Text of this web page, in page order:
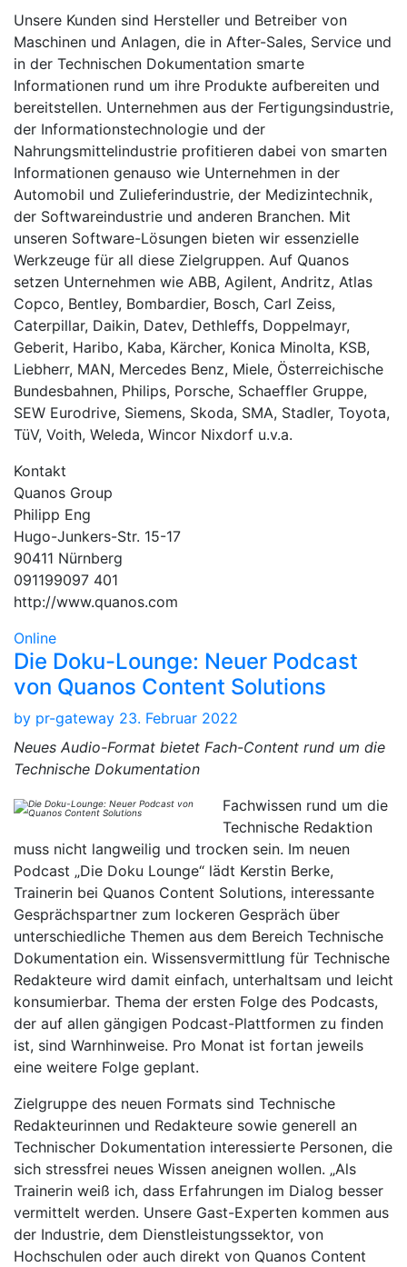
Unsere Kunden sind Hersteller und Betreiber von
Maschinen und Anlagen, die in After-Sales, Service und
in der Technischen Dokumentation smarte
Informationen rund um ihre Produkte aufbereiten und
bereitstellen. Unternehmen aus der Fertigungsindustrie,
der Informationstechnologie und der
Nahrungsmittelindustrie profitieren dabei von smarten
Informationen genauso wie Unternehmen in der
Automobil und Zulieferindustrie, der Medizintechnik,
der Softwareindustrie und anderen Branchen. Mit
unseren Software-Lösungen bieten wir essenzielle
Werkzeuge für all diese Zielgruppen. Auf Quanos
setzen Unternehmen wie ABB, Agilent, Andritz, Atlas
Copco, Bentley, Bombardier, Bosch, Carl Zeiss,
Caterpillar, Daikin, Datev, Dethleffs, Doppelmayr,
Geberit, Haribo, Kaba, Kärcher, Konica Minolta, KSB,
Liebherr, MAN, Mercedes Benz, Miele, Österreichische
Bundesbahnen, Philips, Porsche, Schaeffler Gruppe,
SEW Eurodrive, Siemens, Skoda, SMA, Stadler, Toyota,
TüV, Voith, Weleda, Wincor Nixdorf u.v.a.
Kontakt
Quanos Group
Philipp Eng
Hugo-Junkers-Str. 15-17
90411 Nürnberg
091199097 401
http://www.quanos.com
Online
Die Doku-Lounge: Neuer Podcast
von Quanos Content Solutions
by pr-gateway 23. Februar 2022
Neues Audio-Format bietet Fach-Content rund um die
Technische Dokumentation
Fachwissen rund um die
Technische Redaktion
muss nicht langweilig und trocken sein. Im neuen
Podcast „Die Doku Lounge“ lädt Kerstin Berke,
Trainerin bei Quanos Content Solutions, interessante
Gesprächspartner zum lockeren Gespräch über
unterschiedliche Themen aus dem Bereich Technische
Dokumentation ein. Wissensvermittlung für Technische
Redakteure wird damit einfach, unterhaltsam und leicht
konsumierbar. Thema der ersten Folge des Podcasts,
der auf allen gängigen Podcast-Plattformen zu finden
ist, sind Warnhinweise. Pro Monat ist fortan jeweils
eine weitere Folge geplant.
Zielgruppe des neuen Formats sind Technische
Redakteurinnen und Redakteure sowie generell an
Technischer Dokumentation interessierte Personen, die
sich stressfrei neues Wissen aneignen wollen. „Als
Trainerin weiß ich, dass Erfahrungen im Dialog besser
vermittelt werden. Unsere Gast-Experten kommen aus
der Industrie, dem Dienstleistungssektor, von
Hochschulen oder auch direkt von Quanos Content